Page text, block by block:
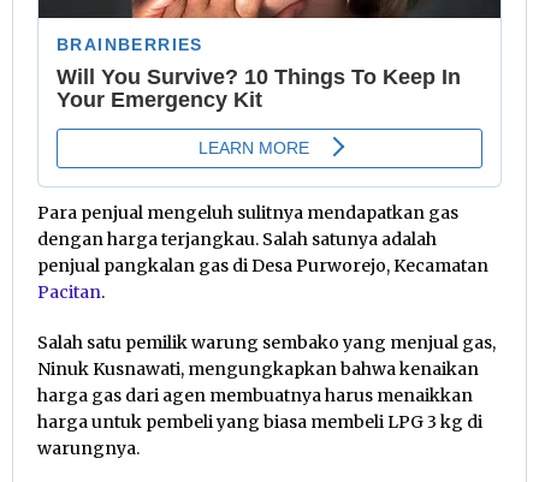
Para penjual mengeluh sulitnya mendapatkan gas
dengan harga terjangkau. Salah satunya adalah
penjual pangkalan gas di Desa Purworejo, Kecamatan
Pacitan.
Salah satu pemilik warung sembako yang menjual gas,
Ninuk Kusnawati, mengungkapkan bahwa kenaikan
harga gas dari agen membuatnya harus menaikkan
harga untuk pembeli yang biasa membeli LPG 3 kg di
warungnya.